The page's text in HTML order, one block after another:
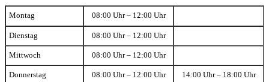
Montag 08:00 Uhr – 12:00 Uhr
Dienstag 08:00 Uhr – 12:00 Uhr
Mittwoch 08:00 Uhr – 12:00 Uhr
Donnerstag 08:00 Uhr – 12:00 Uhr 14:00 Uhr – 18:00 Uhr